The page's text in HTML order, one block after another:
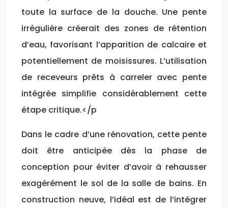
toute la surface de la douche. Une pente
irrégulière créerait des zones de rétention
d’eau, favorisant l’apparition de calcaire et
potentiellement de moisissures. L’utilisation
de receveurs prêts à carreler avec pente
intégrée simplifie considérablement cette
étape critique.</p
Dans le cadre d’une rénovation, cette pente
doit être anticipée dès la phase de
conception pour éviter d’avoir à rehausser
exagérément le sol de la salle de bains. En
construction neuve, l’idéal est de l’intégrer